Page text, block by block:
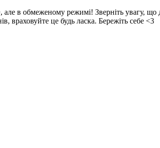
обмеженому режимі! Зверніть увагу, що
враховуйте це будь ласка. Бережіть себе <3